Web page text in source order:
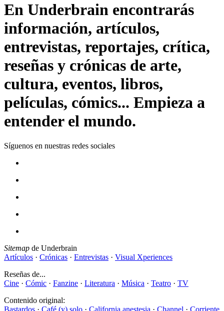
En Underbrain encontrarás
información, artículos,
entrevistas, reportajes, crítica,
reseñas y crónicas de arte,
cultura, eventos, libros,
películas, cómics... Empieza a
entender el mundo.
Síguenos en nuestras redes sociales
Sitemap de Underbrain
Artículos · Crónicas · Entrevistas · Visual Xperiences
Reseñas de...
Cine · Cómic · Fanzine · Literatura · Música · Teatro · TV
Contenido original:
Bastardos · Café (y) solo · California anestesia · Channel · Corriente